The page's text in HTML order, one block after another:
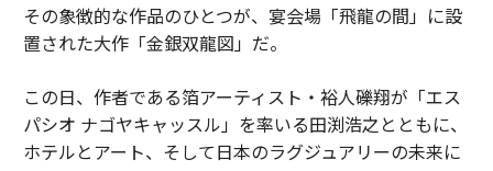
その象徴的な作品のひとつが、宴会場「飛龍の間」に設
置された大作「金銀双龍図」だ。
この日、作者である箔アーティスト・裕人礫翔が「エス
パシオ ナゴヤキャッスル」を率いる田渕浩之とともに、
ホテルとアート、そして日本のラグジュアリーの未来に